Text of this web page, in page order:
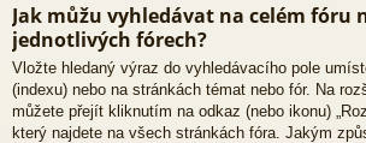
Jak můžu vyhledávat na celém fóru
jednotlivých fórech?
Vložte hledaný výraz do vyhledávacího pole
(indexu) nebo na stránkách témat nebo fór. Na
můžete přejít kliknutím na odkaz (nebo ikonu)
který najdete na všech stránkách fóra. Jakým